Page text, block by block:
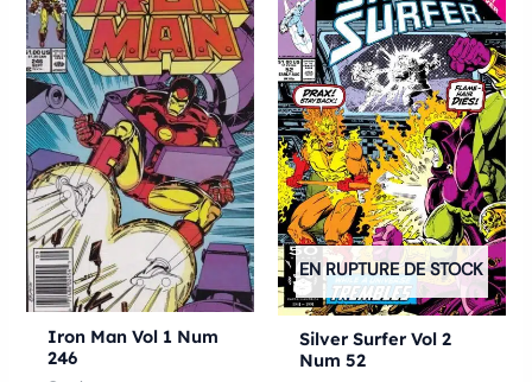
Iron Man Vol 1 Num
246
produit
a
plusieurs
variations.
Les
options
peuvent
être
choisies
sur
EN RUPTURE DE STOCK
Silver Surfer Vol 2
Num 52
a
Les
être
sur